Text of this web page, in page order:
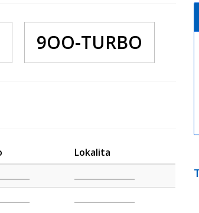
9OO-TURBO
Lokalita